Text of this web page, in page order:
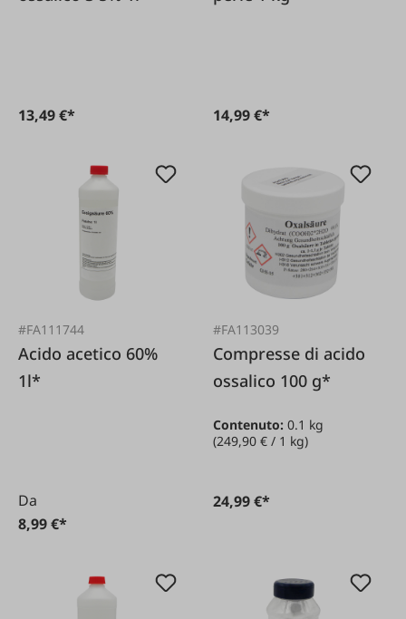
13,49 €* 14,99 €*
#FA111744
Acido acetico 60%
1l*
Da
8,99 €*
#FA113039
Compresse di acido
ossalico 100 g*
Contenuto:0.1 kg
(249,90 € / 1 kg)
24,99 €*